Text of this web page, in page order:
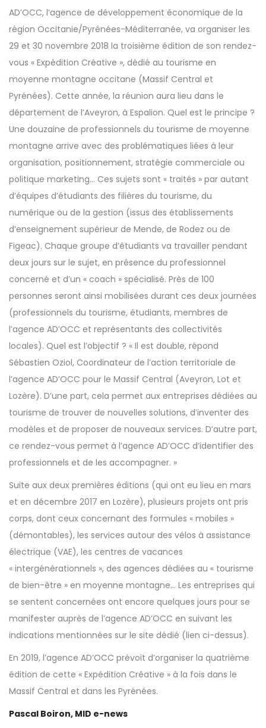
AD’OCC, l’agence de développement économique de la
région Occitanie/Pyrénées-Méditerranée, va organiser les
29 et 30 novembre 2018 la troisième édition de son rendez-
vous « Expédition Créative », dédié au tourisme en
moyenne montagne occitane (Massif Central et
Pyrénées). Cette année, la réunion aura lieu dans le
département de l’Aveyron, à Espalion. Quel est le principe ?
Une douzaine de professionnels du tourisme de moyenne
montagne arrive avec des problématiques liées à leur
organisation, positionnement, stratégie commerciale ou
politique marketing… Ces sujets sont « traités » par autant
d’équipes d’étudiants des filières du tourisme, du
numérique ou de la gestion (issus des établissements
d’enseignement supérieur de Mende, de Rodez ou de
Figeac). Chaque groupe d’étudiants va travailler pendant
deux jours sur le sujet, en présence du professionnel
concerné et d’un « coach » spécialisé. Près de 100
personnes seront ainsi mobilisées durant ces deux journées
(professionnels du tourisme, étudiants, membres de
l’agence AD’OCC et représentants des collectivités
locales). Quel est l’objectif ? « Il est double, répond
Sébastien Oziol, Coordinateur de l’action territoriale de
l’agence AD’OCC pour le Massif Central (Aveyron, Lot et
Lozère). D’une part, cela permet aux entreprises dédiées au
tourisme de trouver de nouvelles solutions, d’inventer des
modèles et de proposer de nouveaux services. D’autre part,
ce rendez-vous permet à l’agence AD’OCC d’identifier des
professionnels et de les accompagner. »
Suite aux deux premières éditions (qui ont eu lieu en mars
et en décembre 2017 en Lozère), plusieurs projets ont pris
corps, dont ceux concernant des formules « mobiles »
(démontables), les services autour des vélos à assistance
électrique (VAE), les centres de vacances
« intergénérationnels », des agences dédiées au « tourisme
de bien-être » en moyenne montagne… Les entreprises qui
se sentent concernées ont encore quelques jours pour se
manifester auprès de l’agence AD’OCC en suivant les
indications mentionnées sur le site dédié (lien ci-dessus).
En 2019, l’agence AD’OCC prévoit d’organiser la quatrième
édition de cette « Expédition Créative » à la fois dans le
Massif Central et dans les Pyrénées.
Pascal Boiron, MID e-news